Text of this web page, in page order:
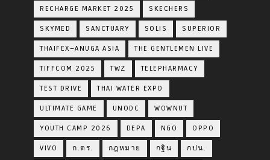
RECHARGE MARKET 2025 SKECHERS
SKYMED SANCTUARY SOLIS SUPERIOR
THAIFEX–ANUGA ASIA THE GENTLEMEN LIVE
TIFFCOM 2025 TWZ TELEPHARMACY
TEST DRIVE THAI WATER EXPO
ULTIMATE GAME UNODC WOWNUT
YOUTH CAMP 2026 DEPA NGO OPPO
VIVO ก.ตร. กฎหมาย กฐิน กปน.